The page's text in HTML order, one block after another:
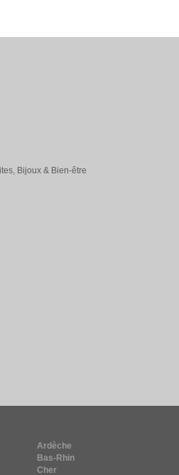
Bijoux & Bien-être
Ardèche
Bas-Rhin
Cher